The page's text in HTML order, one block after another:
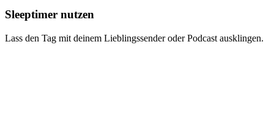
Sleeptimer nutzen
Lass den Tag mit deinem Lieblingssender oder Podcast ausklingen.